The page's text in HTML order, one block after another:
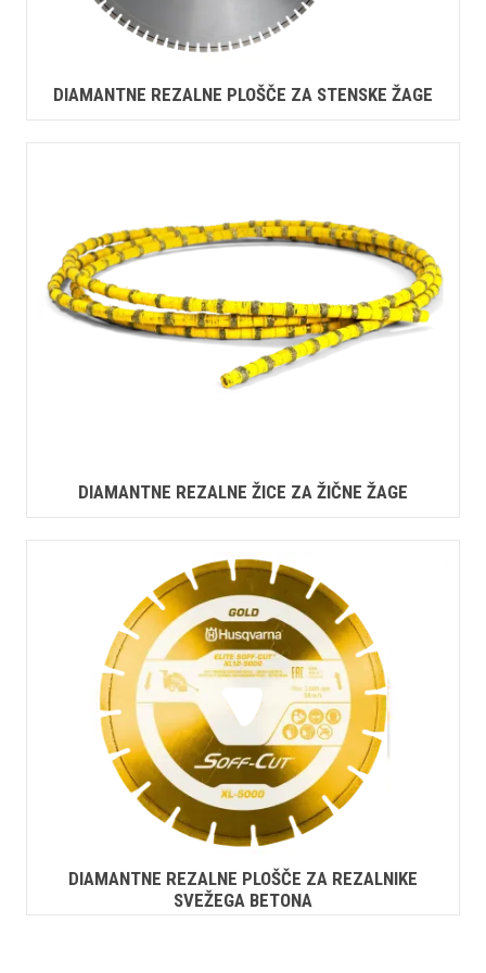
DIAMANTNE REZALNE PLOŠČE ZA STENSKE ŽAGE
DIAMANTNE REZALNE ŽICE ZA ŽIČNE ŽAGE
DIAMANTNE REZALNE PLOŠČE ZA REZALNIKE
SVEŽEGA BETONA